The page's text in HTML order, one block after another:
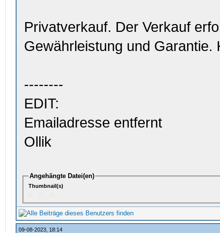
Privatverkauf. Der Verkauf
Gewährleistung und Garantie.
--------
EDIT:
Emailadresse entfernt
Ollik
Angehängte Datei(en)
Thumbnail(s)
09-08-2023, 18:14